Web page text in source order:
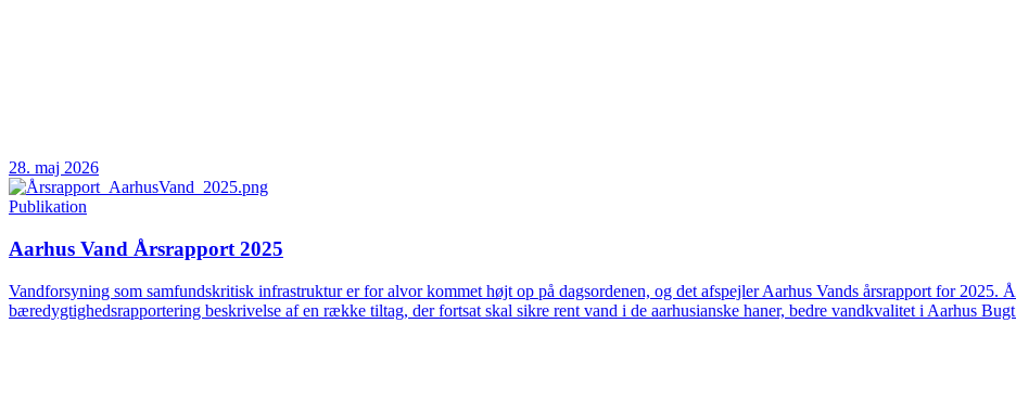
28. maj 2026
Publikation
Aarhus Vand Årsrapport 2025
Vandforsyning som samfundskritisk infrastruktur er for alvor kommet højt op på dagsordenen, og det afspejler Aarhus Vands årsrapport for 2025.
bæredygtighedsrapportering beskrivelse af en række tiltag, der fortsat skal sikre rent vand i de aarhusianske haner, bedre vandkvalitet i Aarhus